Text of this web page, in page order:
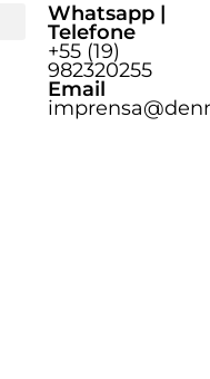
Whatsapp |
Telefone
+55 (19)
982320255
Email